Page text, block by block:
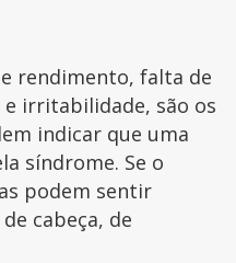
rendimento, falta de
e irritabilidade, são os
indicar que uma
síndrome. Se o
podem sentir
cabeça, de